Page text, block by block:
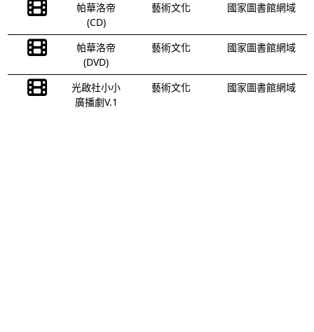
帕華洛帝
(CD)
藝術文化 國家圖書館網域
帕華洛帝
(DVD)
藝術文化 國家圖書館網域
光啟社小小
廣播劇V.1
藝術文化 國家圖書館網域